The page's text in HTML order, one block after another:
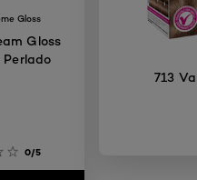
Gloss
Gloss
0/5
713